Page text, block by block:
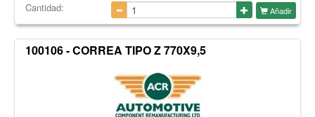
Cantidad: Añadir
100106 - CORREA TIPO Z 770X9,5